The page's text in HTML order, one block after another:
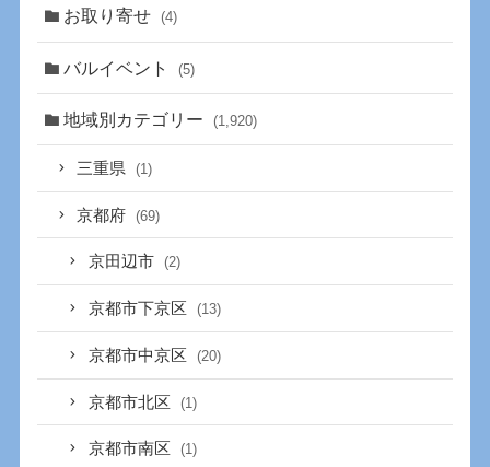
お取り寄せ (4)
バルイベント (5)
地域別カテゴリー (1,920)
三重県 (1)
京都府 (69)
京田辺市 (2)
京都市下京区 (13)
京都市中京区 (20)
京都市北区 (1)
京都市南区 (1)